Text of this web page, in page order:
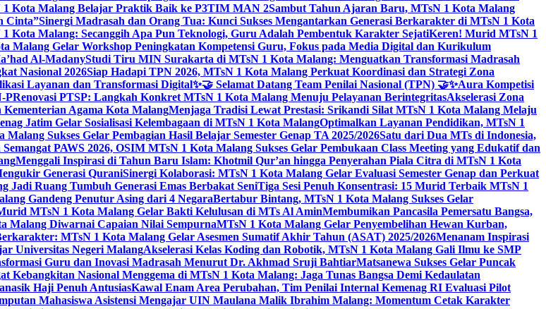
1 Kota Malang Belajar Praktik Baik ke P3TIM MAN 2Sambut Tahun Ajaran Baru, MTsN 1 Kota Malang
Cinta”Sinergi Madrasah dan Orang Tua: Kunci Sukses Mengantarkan Generasi Berkarakter di MTsN 1 Kota
Kota Malang: Secanggih Apa Pun Teknologi, Guru Adalah Pembentuk Karakter SejatiKeren! Murid MTsN 1
Malang Gelar Workshop Peningkatan Kompetensi Guru, Fokus pada Media Digital dan Kurikulum
Al-MadanyStudi Tiru MIN Surakarta di MTsN 1 Kota Malang: Menguatkan Transformasi Madrasah
Nasional 2026Siap Hadapi TPN 2026, MTsN 1 Kota Malang Perkuat Koordinasi dan Strategi Zona
Layanan dan Transformasi Digital✨🤝 Selamat Datang Team Penilai Nasional (TPN) 🤝✨Aura Kompetisi
PRenovasi PTSP: Langkah Konkret MTsN 1 Kota Malang Menuju Pelayanan BerintegritasAkselerasi Zona
Agama Kota MalangMenjaga Tradisi Lewat Prestasi: Srikandi Silat MTsN 1 Kota Malang Melaju
Jatim Gelar Sosialisasi Kelembagaan di MTsN 1 Kota MalangOptimalkan Layanan Pendidikan, MTsN 1
Sukses Gelar Pembagian Hasil Belajar Semester Genap TA 2025/2026Satu dari Dua MTs di Indonesia,
PAWS 2026, OSIM MTsN 1 Kota Malang Sukses Gelar Pembukaan Class Meeting yang Edukatif dan
Menggali Inspirasi di Tahun Baru Islam: Khotmil Qur’an hingga Penyerahan Piala Citra di MTsN 1 Kota
Generasi QuraniSinergi Kolaborasi: MTsN 1 Kota Malang Gelar Evaluasi Semester Genap dan Perkuat
Ruang Tumbuh Generasi Emas Berbakat SeniTiga Sesi Penuh Konsentrasi: 15 Murid Terbaik MTsN 1
Gandeng Penutur Asing dari 4 NegaraBertabur Bintang, MTsN 1 Kota Malang Sukses Gelar
MTsN 1 Kota Malang Gelar Bakti Kelulusan di MTs Al AminMembumikan Pancasila Pemersatu Bangsa,
Malang Diwarnai Capaian Nilai SempurnaMTsN 1 Kota Malang Gelar Penyembelihan Hewan Kurban,
MTsN 1 Kota Malang Gelar Asesmen Sumatif Akhir Tahun (ASAT) 2025/2026Menanam Inspirasi
Universitas Negeri MalangAkselerasi Kelas Koding dan Robotik, MTsN 1 Kota Malang Gali Ilmu ke SMP
Guru dan Inovasi Madrasah Menurut Dr. Akhmad Sruji BahtiarMatsanewa Sukses Gelar Puncak
Kebangkitan Nasional Menggema di MTsN 1 Kota Malang: Jaga Tunas Bangsa Demi Kedaulatan
Haji Penuh AntusiasKawal Enam Area Perubahan, Tim Penilai Internal Kemenag RI Evaluasi Pilot
Mahasiswa Asistensi Mengajar UIN Maulana Malik Ibrahim Malang: Momentum Cetak Karakter